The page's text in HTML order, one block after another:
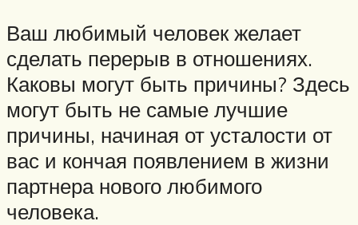
Ваш любимый человек желает
сделать перерыв в отношениях.
Каковы могут быть причины? Здесь
могут быть не самые лучшие
причины, начиная от усталости от
вас и кончая появлением в жизни
партнера нового любимого
человека.